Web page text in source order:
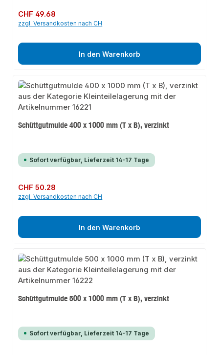
Regulärer Preis:
CHF 49.68
zzgl. Versandkosten nach CH
In den Warenkorb
Schüttgutmulde 400 x 1000 mm (T x B), verzinkt
Sofort verfügbar, Lieferzeit 14-17 Tage
Regulärer Preis:
CHF 50.28
zzgl. Versandkosten nach CH
In den Warenkorb
Schüttgutmulde 500 x 1000 mm (T x B), verzinkt
Sofort verfügbar, Lieferzeit 14-17 Tage